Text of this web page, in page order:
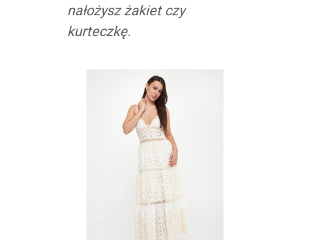
nałożysz żakiet czy
kurteczkę.